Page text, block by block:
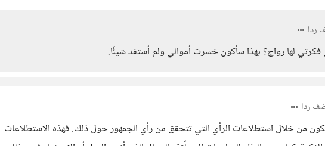
ردا
لها رواج؟ بهذا سأكون خسرت أموالي ولم أستفد شيئًا.
ردا
من خلال استطلاعات الرأي التي تتحقق من رأي الجمهور حول ذلك. فهذه الاستطلاعات